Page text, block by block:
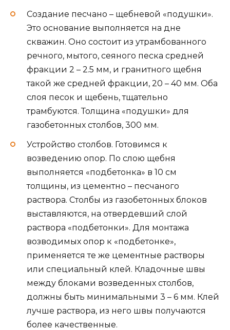
Создание песчано – щебневой «подушки».
Это основание выполняется на дне
скважин. Оно состоит из утрамбованного
речного, мытого, сеяного песка средней
фракции 2 – 2.5 мм, и гранитного щебня
такой же средней фракции, 20 – 40 мм. Оба
слоя песок и щебень, тщательно
трамбуются. Толщина «подушки» для
газобетонных столбов, 300 мм.
Устройство столбов. Готовимся к
возведению опор. По слою щебня
выполняется «подбетонка» в 10 см
толщины, из цементно – песчаного
раствора. Столбы из газобетонных блоков
выставляются, на отвердевший слой
раствора «подбетонки». Для монтажа
возводимых опор к «подбетонке»,
применяется те же цементные растворы
или специальный клей. Кладочные швы
между блоками возведенных столбов,
должны быть минимальными 3 – 6 мм. Клей
лучше раствора, из него швы получаются
более качественные.